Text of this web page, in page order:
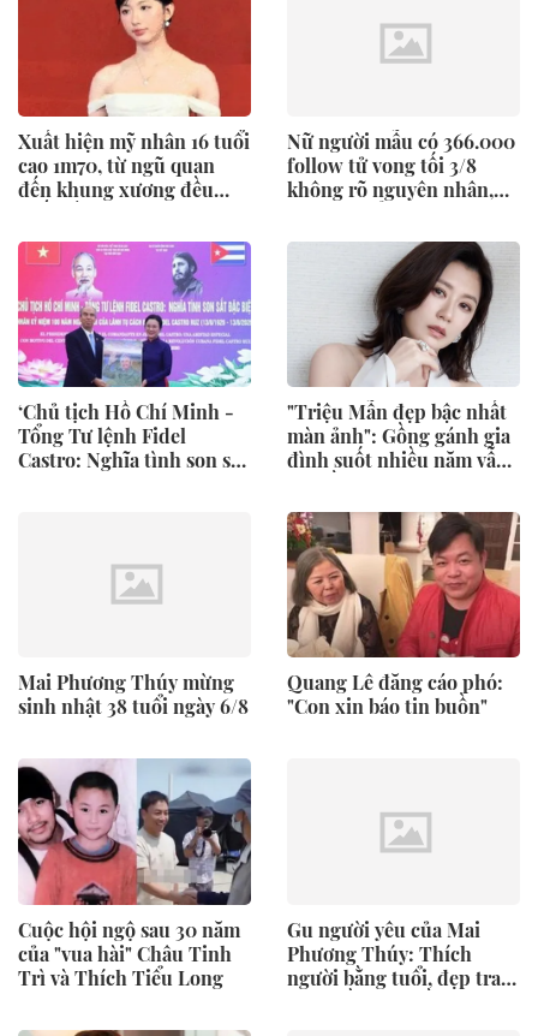
Xuất hiện mỹ nhân 16 tuổi
cao 1m70, từ ngũ quan
đến khung xương đều
Hoa hậu!
Nữ người mẫu có 366.000
follow tử vong tối 3/8
không rõ nguyên nhân,
kín đáo
‘Chủ tịch Hồ Chí Minh -
Tổng Tư lệnh Fidel
Castro: Nghĩa tình son sắt
"Triệu Mẫn đẹp bậc nhất
màn ảnh": Gồng gánh gia
đình suốt nhiều năm vẫn
Mai Phương Thúy mừng
sinh nhật 38 tuổi ngày 6/8
Quang Lê đăng cáo phó:
"Con xin báo tin buồn"
Cuộc hội ngộ sau 30 năm
của "vua hài" Châu Tinh
Trì và Thích Tiểu Long
Gu người yêu của Mai
Phương Thúy: Thích
người bằng tuổi, đẹp trai,